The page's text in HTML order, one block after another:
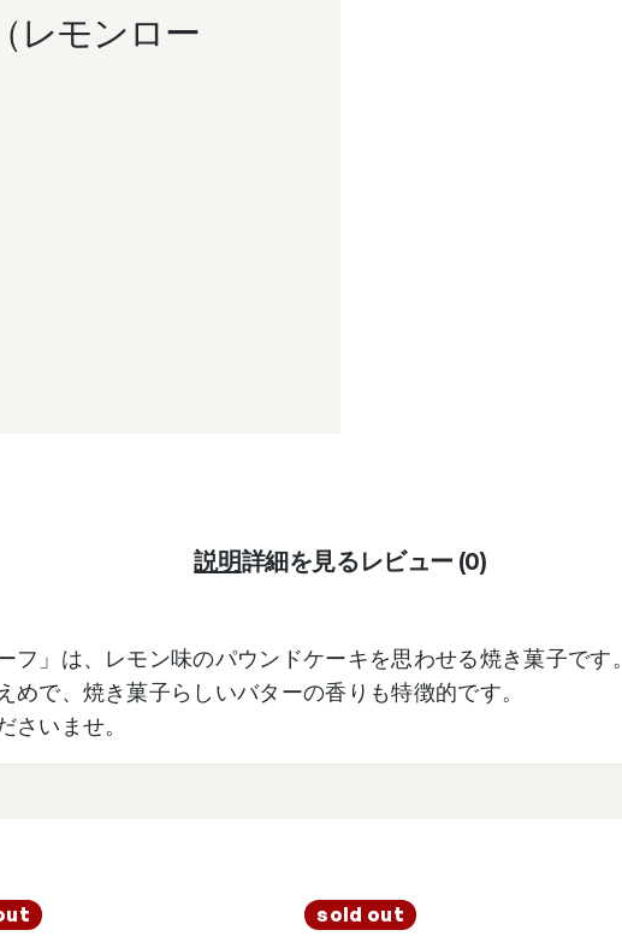
レモンロー
説明詳細を見るレビュー (0)
フ」は、レモン味のパウンドケーキを思わせる焼き菓子です。
めで、焼き菓子らしいバターの香りも特徴的です。
さいませ。
sold out